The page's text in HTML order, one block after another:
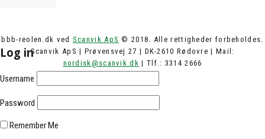
bbb-reolen.dk ved Scanvik ApS © 2018. Alle rettigheder forbeholdes.
Scanvik ApS | Prøvensvej 27 | DK-2610 Rødovre | Mail:
nordisk@scanvik.dk | Tlf.: 3314 2666
Log in
Username
Password
Remember Me